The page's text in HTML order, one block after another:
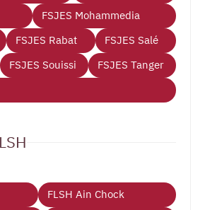
FSJES Mohammedia
FSJES Rabat
FSJES Salé
FSJES Souissi
FSJES Tanger
FLSH Ain Chock